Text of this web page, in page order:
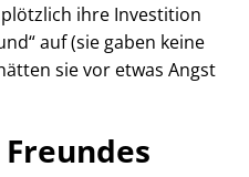
ihre Investition
auf (sie gaben keine
sie vor etwas Angst